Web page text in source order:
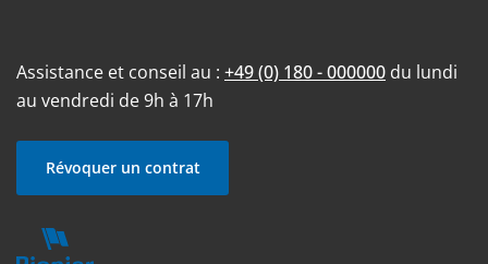
Assistance et conseil au : +49 (0) 180 - 000000 du lundi
au vendredi de 9h à 17h
Révoquer un contrat